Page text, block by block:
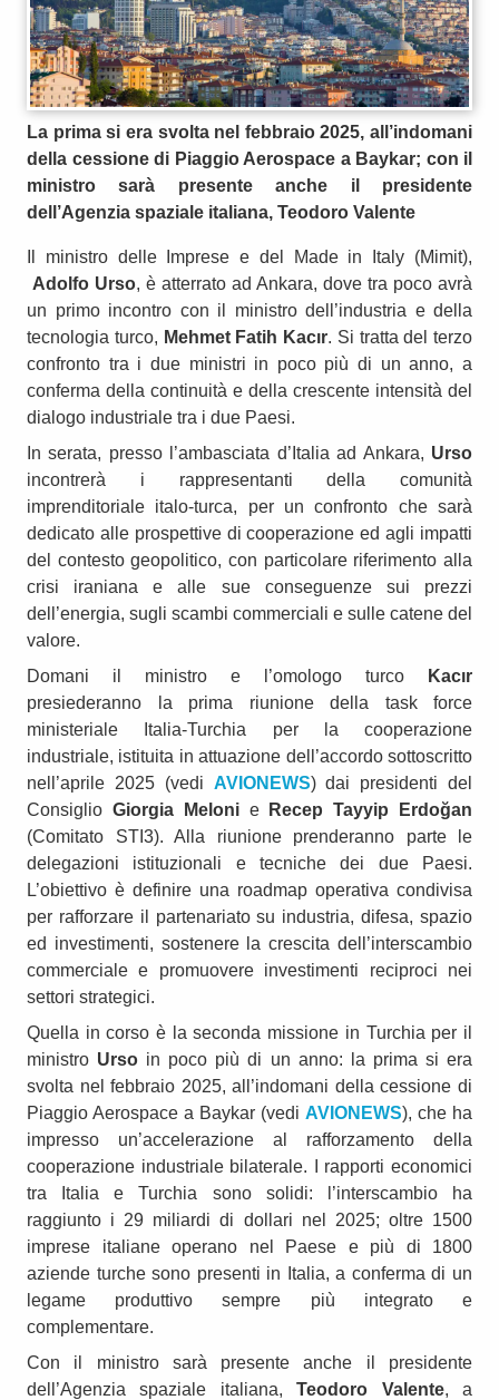
La prima si era svolta nel febbraio 2025, all’indomani
della cessione di Piaggio Aerospace a Baykar; con il
ministro sarà presente anche il presidente
dell’Agenzia spaziale italiana, Teodoro Valente
Il ministro delle Imprese e del Made in Italy (Mimit),
Adolfo Urso, è atterrato ad Ankara, dove tra poco avrà
un primo incontro con il ministro dell’industria e della
tecnologia turco, Mehmet Fatih Kacır. Si tratta del terzo
confronto tra i due ministri in poco più di un anno, a
conferma della continuità e della crescente intensità del
dialogo industriale tra i due Paesi.
In serata, presso l’ambasciata d’Italia ad Ankara, Urso
incontrerà i rappresentanti della comunità
imprenditoriale italo-turca, per un confronto che sarà
dedicato alle prospettive di cooperazione ed agli impatti
del contesto geopolitico, con particolare riferimento alla
crisi iraniana e alle sue conseguenze sui prezzi
dell’energia, sugli scambi commerciali e sulle catene del
valore.
Domani il ministro e l’omologo turco
Kacır
presiederanno la prima riunione della task force
ministeriale Italia-Turchia per la cooperazione
industriale, istituita in attuazione dell’accordo sottoscritto
nell’aprile 2025 (vedi AVIONEWS) dai presidenti del
Consiglio Giorgia Melonie
Recep Tayyip Erdoğan
(Comitato STI3). Alla riunione prenderanno parte le
delegazioni istituzionali e tecniche dei due Paesi.
L’obiettivo è definire una roadmap operativa condivisa
per rafforzare il partenariato su industria, difesa, spazio
ed investimenti, sostenere la crescita dell’interscambio
commerciale e promuovere investimenti reciproci nei
settori strategici.
Quella in corso è la seconda missione in Turchia per il
ministro Urso in poco più di un anno: la prima si era
svolta nel febbraio 2025, all’indomani della cessione di
Piaggio Aerospace a Baykar (vedi AVIONEWS), che ha
impresso un’accelerazione al rafforzamento della
cooperazione industriale bilaterale. I rapporti economici
tra Italia e Turchia sono solidi: l’interscambio ha
raggiunto i 29 miliardi di dollari nel 2025; oltre 1500
imprese italiane operano nel Paese e più di 1800
aziende turche sono presenti in Italia, a conferma di un
legame produttivo sempre più integrato e
complementare.
Con il ministro sarà presente anche il presidente
dell’Agenzia spaziale italiana,Teodoro Valente, a